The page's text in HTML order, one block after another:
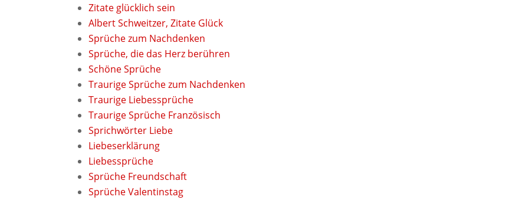
Zitate glücklich sein
Albert Schweitzer, Zitate Glück
Sprüche zum Nachdenken
Sprüche, die das Herz berühren
Schöne Sprüche
Traurige Sprüche zum Nachdenken
Traurige Liebessprüche
Traurige Sprüche Französisch
Sprichwörter Liebe
Liebeserklärung
Liebessprüche
Sprüche Freundschaft
Sprüche Valentinstag